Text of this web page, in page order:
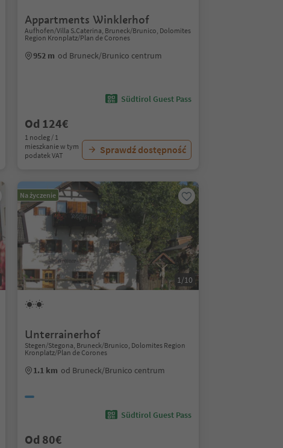
Appartments Winklerhof
Aufhofen/Villa S.Caterina, Bruneck/Brunico, Dolomites
Region Kronplatz/Plan de Corones
952 m od Bruneck/Brunico centrum
Südtirol Guest Pass
Od 124€
1 nocleg / 1
mieszkanie w tym
podatek VAT
Sprawdź dostępność
Na życzenie
1/10
Unterrainerhof
Stegen/Stegona, Bruneck/Brunico, Dolomites Region
Kronplatz/Plan de Corones
1.1 km od Bruneck/Brunico centrum
Südtirol Guest Pass
Od 80€